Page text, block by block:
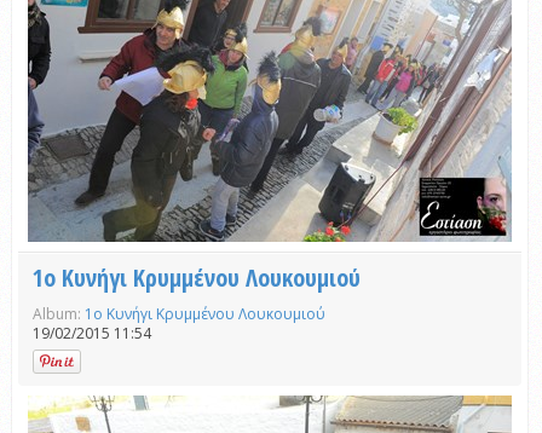
1ο Κυνήγι Κρυμμένου Λουκουμιού
Album: 1ο Κυνήγι Κρυμμένου Λουκουμιού
19/02/2015 11:54